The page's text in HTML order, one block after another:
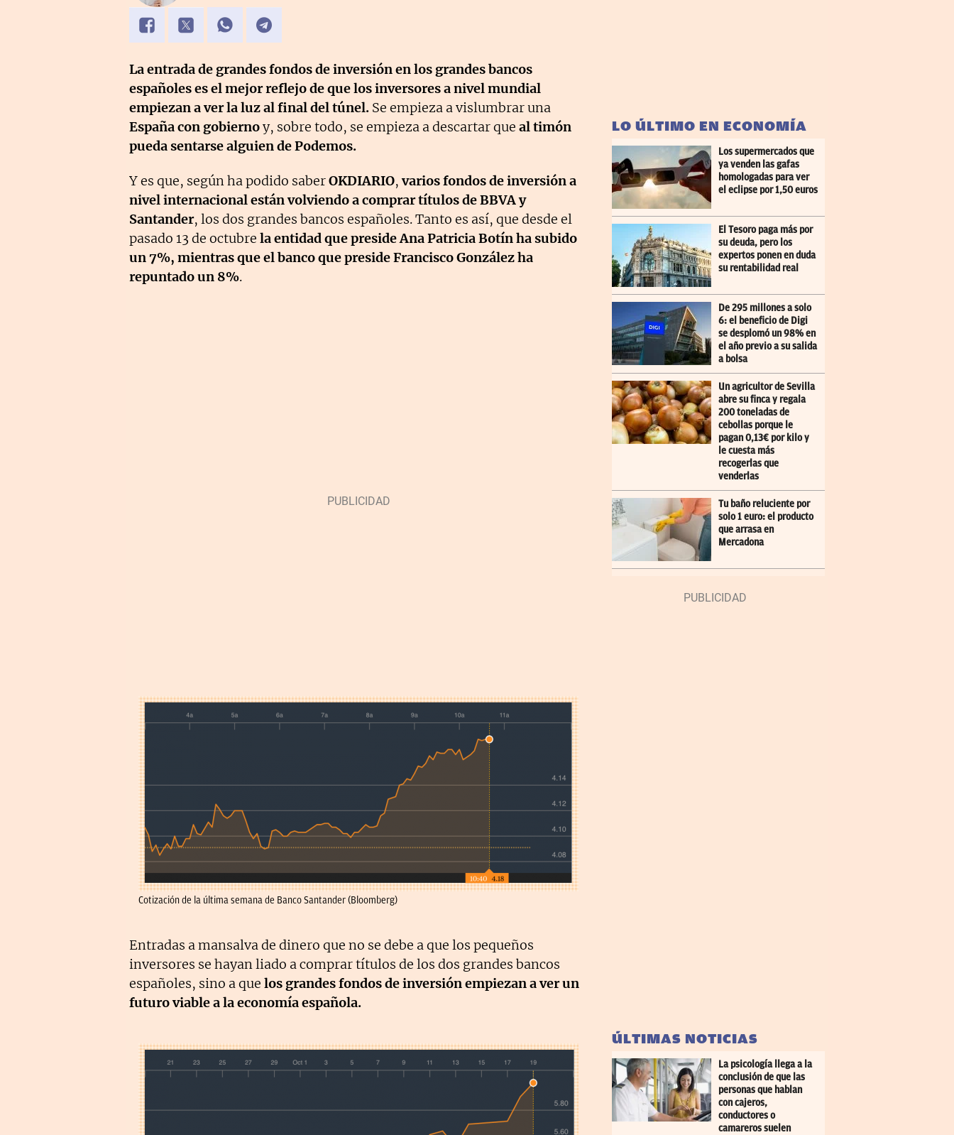
La entrada de grandes fondos de inversión en los grandes bancos
españoles es el mejor reflejo de que los inversores a nivel mundial
empiezan a ver la luz al final del túnel. Se empieza a vislumbrar una
España con gobiernoy, sobre todo, se empieza a descartar que altimón
pueda sentarse alguien de Podemos.
Y es que, según ha podido saberOKDIARIO,varios fondos de inversión a
nivel internacional están volviendo a comprar títulos de BBVA y
Santander, los dos grandes bancos españoles. Tanto es así, que desde el
pasado 13 de octubre la entidad que preside Ana Patricia Botín ha subido
un 7%, mientras que el banco que preside Francisco González ha
repuntado un 8%.
Cotización de la última semana de Banco Santander (Bloomberg)
Entradas a mansalva de dinero que no se debe a que los pequeños
inversores se hayan liado a comprar títulos de los dos grandes bancos
españoles, sino a que los grandes fondos de inversión empiezan a ver un
futuro viable a la economía española.
LO ÚLTIMO EN ECONOMÍA
Los supermercados que
ya venden las gafas
homologadas para ver
el eclipse por 1,50 euros
El Tesoro paga más por
su deuda, pero los
expertos ponen en duda
su rentabilidad real
De 295 millones a solo
6: el beneficio de Digi
se desplomó un 98% en
el año previo a su salida
a bolsa
Un agricultor de Sevilla
abre su finca y regala
200 toneladas de
cebollas porque le
pagan 0,13€ por kilo y
le cuesta más
recogerlas que
venderlas
Tu baño reluciente por
solo 1 euro: el producto
que arrasa en
Mercadona
ÚLTIMAS NOTICIAS
La psicología llega a la
conclusión de que las
personas que hablan
con cajeros,
conductores o
camareros suelen